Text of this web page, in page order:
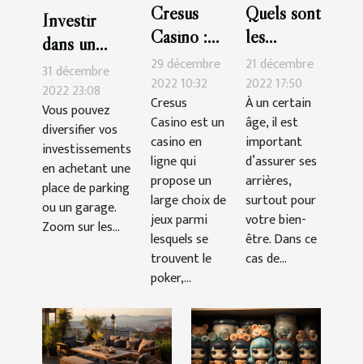
Investir
dans un
garage ou
une place de
parking :
quels atouts
?
31 décembre
2022 23:08
Vous pouvez
diversifier vos
investissements
en achetant une
place de parking
ou un garage.
Zoom sur les...
Cresus
Casino :
les astuces
pour
gagner
facilement
29 décembre
2022 10:32
Cresus
Casino est un
casino en
ligne qui
propose un
large choix de
jeux parmi
lesquels se
trouvent le
poker,...
Quels sont
les
critères de
choix
d’une
assurance
santé ?
21 décembre
2022 17:50
À un certain
âge, il est
important
d’assurer ses
arrières,
surtout pour
votre bien-
être. Dans ce
cas de...